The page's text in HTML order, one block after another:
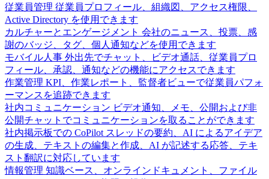
従業員管理 従業員プロフィール、組織図、アクセス権限、
Active Directory を使用できます
カルチャーとエンゲージメント 会社のニュース、投票、感
謝のバッジ、タグ、個人通知などを使用できます
モバイル人事 外出先でチャット、ビデオ通話、従業員プロ
フィール、承認、通知などの機能にアクセスできます
作業管理 KPI、作業レポート、監督者ビューで従業員パフォ
ーマンスを追跡できます
社内コミュニケーション ビデオ通知、メモ、公開および非
公開チャットでコミュニケーションを取ることができます
社内掲示板での CoPilot スレッドの要約、AI によるアイデア
の生成、テキストの編集と作成、AI が記述する応答、テキ
スト翻訳に対応しています
情報管理 知識ベース、オンラインドキュメント、ファイル